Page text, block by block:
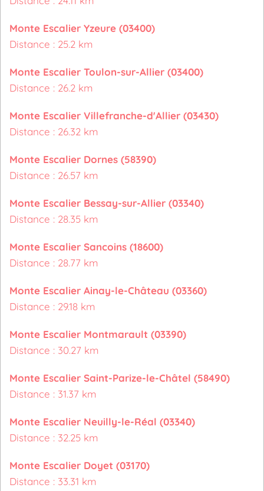
Monte Escalier Yzeure (03400)
Distance : 25.2 km
Monte Escalier Toulon-sur-Allier (03400)
Distance : 26.2 km
Monte Escalier Villefranche-d'Allier (03430)
Distance : 26.32 km
Monte Escalier Dornes (58390)
Distance : 26.57 km
Monte Escalier Bessay-sur-Allier (03340)
Distance : 28.35 km
Monte Escalier Sancoins (18600)
Distance : 28.77 km
Monte Escalier Ainay-le-Château (03360)
Distance : 29.18 km
Monte Escalier Montmarault (03390)
Distance : 30.27 km
Monte Escalier Saint-Parize-le-Châtel (58490)
Distance : 31.37 km
Monte Escalier Neuilly-le-Réal (03340)
Distance : 32.25 km
Monte Escalier Doyet (03170)
Distance : 33.31 km